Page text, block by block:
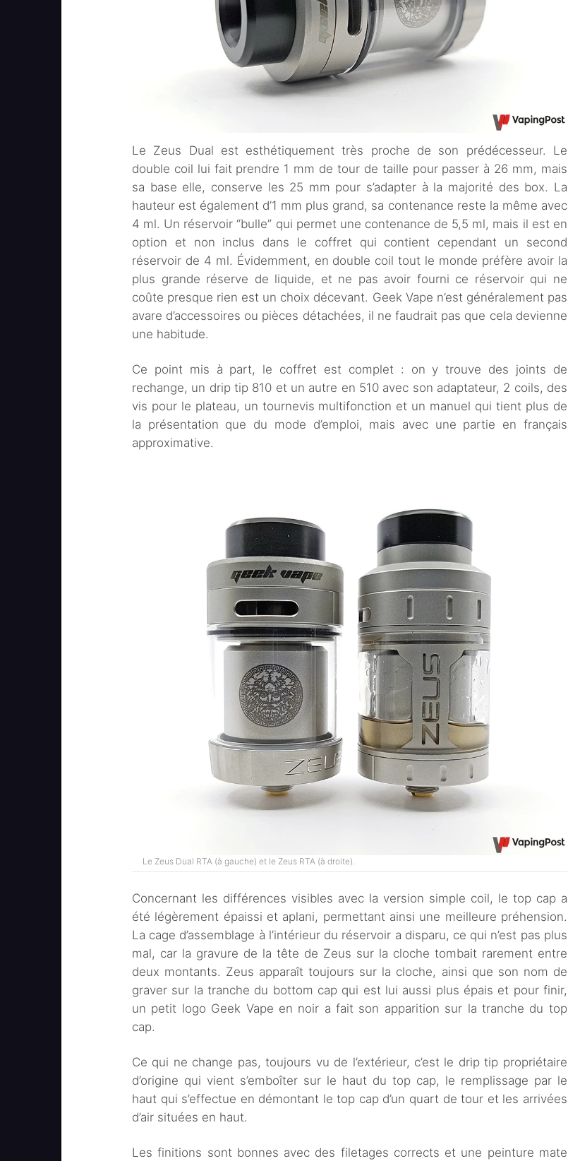
Le Zeus Dual est esthétiquement très proche de son prédécesseur. Le
double coil lui fait prendre 1 mm de tour de taille pour passer à 26 mm, mais
sa base elle, conserve les 25 mm pour s’adapter à la majorité des box. La
hauteur est également d’1 mm plus grand, sa contenance reste la même avec
4 ml. Un réservoir “bulle” qui permet une contenance de 5,5 ml, mais il est en
option et non inclus dans le coffret qui contient cependant un second
réservoir de 4 ml. Évidemment, en double coil tout le monde préfère avoir la
plus grande réserve de liquide, et ne pas avoir fourni ce réservoir qui ne
coûte presque rien est un choix décevant. Geek Vape n’est généralement pas
avare d’accessoires ou pièces détachées, il ne faudrait pas que cela devienne
une habitude.
Ce point mis à part, le coffret est complet : on y trouve des joints de
rechange, un drip tip 810 et un autre en 510 avec son adaptateur, 2 coils, des
vis pour le plateau, un tournevis multifonction et un manuel qui tient plus de
la présentation que du mode d’emploi, mais avec une partie en français
approximative.
Le Zeus Dual RTA (à gauche) et le Zeus RTA (à droite).
Concernant les différences visibles avec la version simple coil, le top cap a
été légèrement épaissi et aplani, permettant ainsi une meilleure préhension.
La cage d’assemblage à l’intérieur du réservoir a disparu, ce qui n’est pas plus
mal, car la gravure de la tête de Zeus sur la cloche tombait rarement entre
deux montants. Zeus apparaît toujours sur la cloche, ainsi que son nom de
graver sur la tranche du bottom cap qui est lui aussi plus épais et pour finir,
un petit logo Geek Vape en noir a fait son apparition sur la tranche du top
cap.
Ce qui ne change pas, toujours vu de l’extérieur, c’est le drip tip propriétaire
d’origine qui vient s’emboîter sur le haut du top cap, le remplissage par le
haut qui s’effectue en démontant le top cap d’un quart de tour et les arrivées
d’air situées en haut.
Les finitions sont bonnes avec des filetages corrects et une peinture mate